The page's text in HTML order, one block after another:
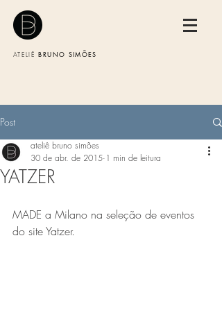
ATELIÊBRUNO SIMÕES
Post
YATZER
ateliê bruno simões
30 de abr. de 2015 1 min de leitura
MADE a Milano na seleção de eventos
do site Yatzer.